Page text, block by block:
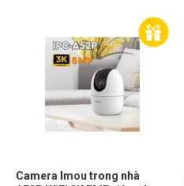
Camera Imou trong nhà